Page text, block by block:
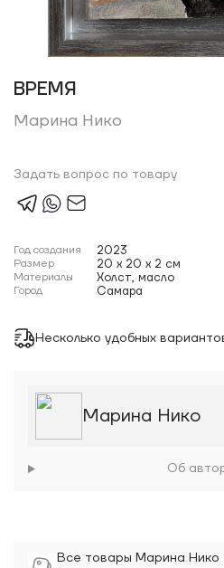
ВРЕМЯ
Марина Нико
Задать вопрос по товару
Год создания 2023
Размер 20 x 20 x 2 см
Материалы Холст, масло
Город Самара
Несколько удобных
Все товары Марина Нико
Марина Нико
Об